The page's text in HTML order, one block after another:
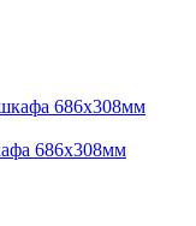
686х308мм